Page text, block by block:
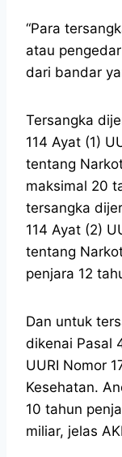
“Para
atau
dari bandar
Tersangka
114 Ayat (1)
tentang
maksimal 20
tersangka
114 Ayat (2)
tentang
penjara 12
Dan untuk
dikenai Pasal
UURI Nomor
Kesehatan.
10 tahun
miliar, jelas